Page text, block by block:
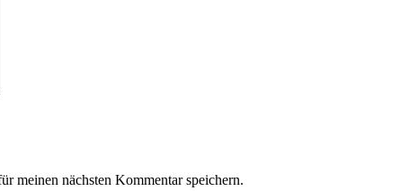
meinen nächsten Kommentar speichern.